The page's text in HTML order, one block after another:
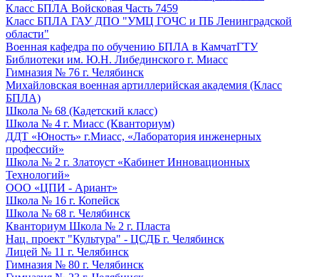
Класс БПЛА Войсковая Часть 7459
Класс БПЛА ГАУ ДПО "УМЦ ГОЧС и ПБ Ленинградской
области"
Военная кафедра по обучению БПЛА в КамчатГТУ
Библиотеки им. Ю.Н. Либединского г. Миасс
Гимназия № 76 г. Челябинск
Михайловская военная артиллерийская академия (Класс
БПЛА)
Школа № 68 (Кадетский класс)
Школа № 4 г. Миасс (Кванториум)
ДДТ «Юность» г.Миасс, «Лаборатория инженерных
профессий»
Школа № 2 г. Златоуст «Кабинет Инновационных
Технологий»
ООО «ЦПИ - Ариант»
Школа № 16 г. Копейск
Школа № 68 г. Челябинск
Кванториум Школа № 2 г. Пласта
Нац. проект "Культура" - ЦСДБ г. Челябинск
Лицей № 11 г. Челябинск
Гимназия № 80 г. Челябинск